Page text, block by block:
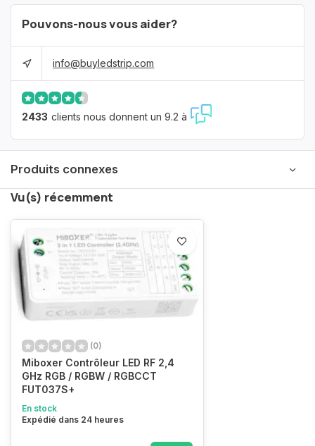
Pouvons-nous vous aider?
info@buyledstrip.com
2433 clients nous donnent un 9.2 à
Produits connexes
Vu(s) récemment
(0)
Miboxer Contrôleur LED RF 2,4
GHz RGB / RGBW / RGBCCT
FUT037S+
En stock
Expédié dans 24 heures